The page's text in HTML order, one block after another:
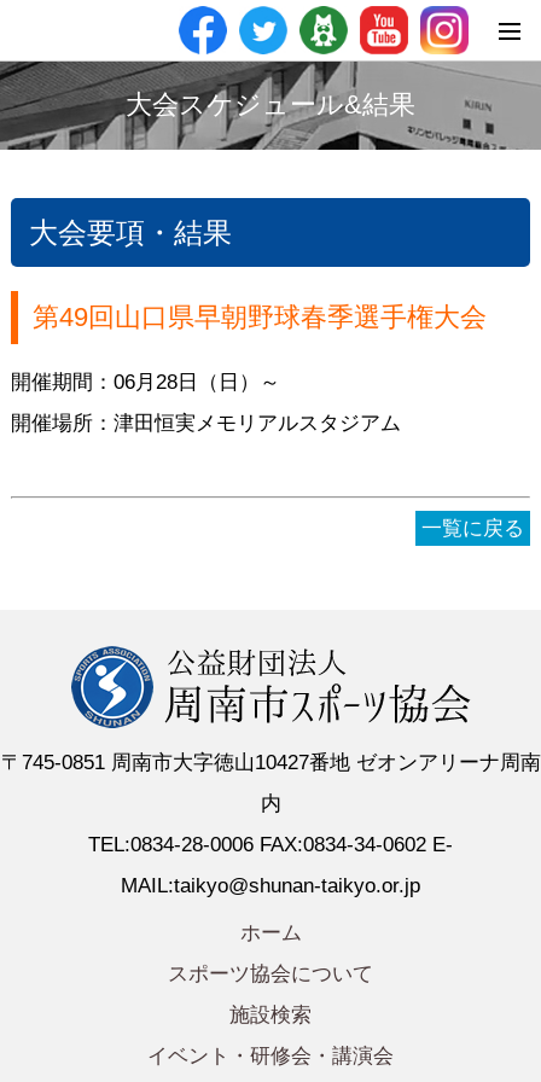
大会スケジュール&結果
大会要項・結果
第49回山口県早朝野球春季選手権大会
開催期間：06月28日（日）～
開催場所：津田恒実メモリアルスタジアム
一覧に戻る
〒745-0851 周南市大字徳山10427番地 ゼオンアリーナ周南
内
TEL:0834-28-0006 FAX:0834-34-0602 E-
MAIL:taikyo@shunan-taikyo.or.jp
ホーム
スポーツ協会について
施設検索
イベント・研修会・講演会